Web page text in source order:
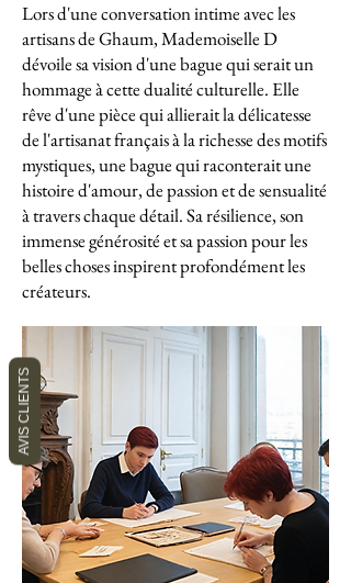
Lors d'une conversation intime avec les
artisans de Ghaum, Mademoiselle D
dévoile sa vision d'une bague qui serait un
hommage à cette dualité culturelle. Elle
rêve d'une pièce qui allierait la délicatesse
de l'artisanat français à la richesse des motifs
mystiques, une bague qui raconterait une
histoire d'amour, de passion et de sensualité
à travers chaque détail. Sa résilience, son
immense générosité et sa passion pour les
belles choses inspirent profondément les
créateurs.
AVIS CLIENTS